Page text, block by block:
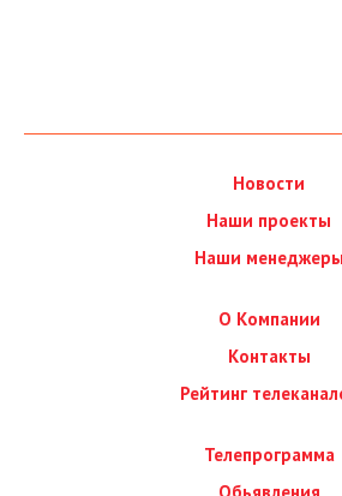
Новости
Наши проекты
Наши менеджеры
О Компании
Контакты
Рейтинг
Телепрограмма